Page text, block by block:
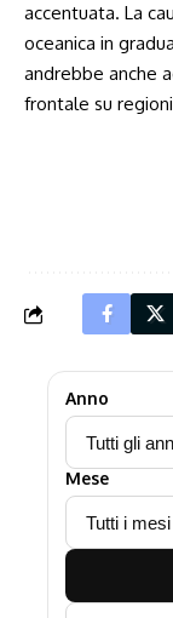
accentuata. La
oceanica in
andrebbe anche
frontale su
Anno
Mese